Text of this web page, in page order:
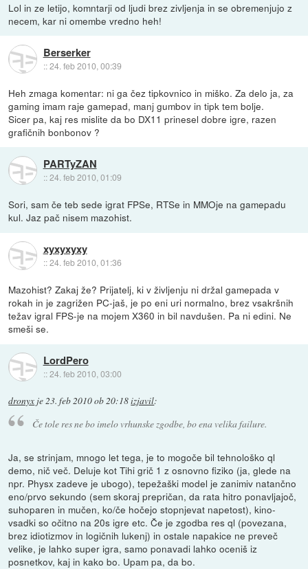
Lol in ze letijo, komntarji od ljudi brez zivljenja in se obremenjujo z
necem, kar ni omembe vredno heh!
Berserker
::24. feb 2010, 00:39
Heh zmaga komentar: ni ga čez tipkovnico in miško. Za delo ja, za
gaming imam raje gamepad, manj gumbov in tipk tem bolje.
Sicer pa, kaj res mislite da bo DX11 prinesel dobre igre, razen
grafičnih bonbonov ?
PARTyZAN
::24. feb 2010, 01:09
Sori, sam če teb sede igrat FPSe, RTSe in MMOje na gamepadu
kul. Jaz pač nisem mazohist.
xyxyxyxy
::24. feb 2010, 01:36
Mazohist? Zakaj že? Prijatelj, ki v življenju ni držal gamepada v
rokah in je zagrižen PC-jaš, je po eni uri normalno, brez vsakršnih
težav igral FPS-je na mojem X360 in bil navdušen. Pa ni edini. Ne
smeši se.
LordPero
::24. feb 2010, 03:00
dronyx je23. feb 2010 ob 20:18izjavil:
Če tole res ne bo imelo vrhunske zgodbe, bo ena velika failure.
Ja, se strinjam, mnogo let tega, je to mogoče bil tehnološko ql
demo, nič več. Deluje kot Tihi grič 1 z osnovno fiziko (ja, glede na
npr. Physx zadeve je ubogo), tepežaški model je zanimiv natančno
eno/prvo sekundo (sem skoraj prepričan, da rata hitro ponavljajoč,
suhoparen in mučen, ko/če hočejo stopnjevat napetost), kino-
vsadki so očitno na 20s igre etc. Če je zgodba res ql (povezana,
brez idiotizmov in logičnih lukenj) in ostale napakice ne preveč
velike, je lahko super igra, samo ponavadi lahko oceniš iz
posnetkov, kaj in kako bo. Upam pa, da bo.